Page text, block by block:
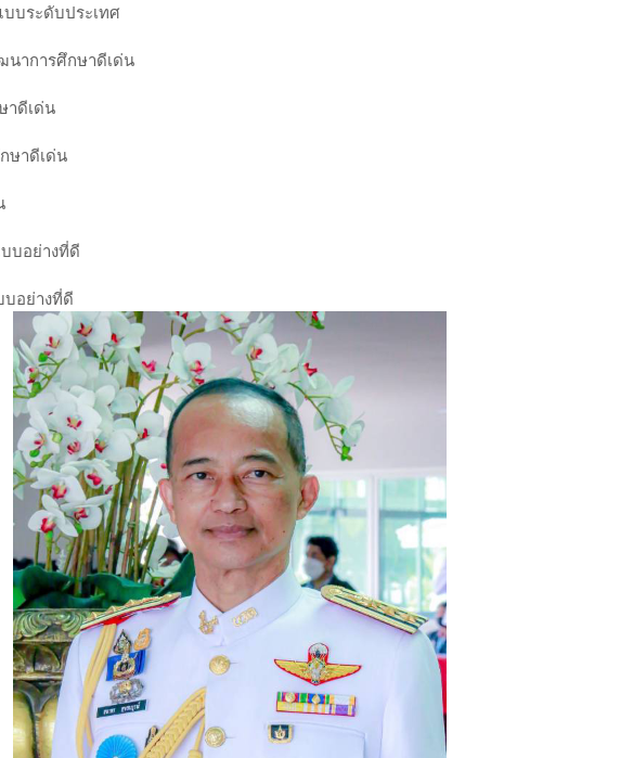
บระดับประเทศ
นาการศึกษาดีเด่น
าดีเด่น
ษาดีเด่น
บอย่างที่ดี
บอย่างที่ดี